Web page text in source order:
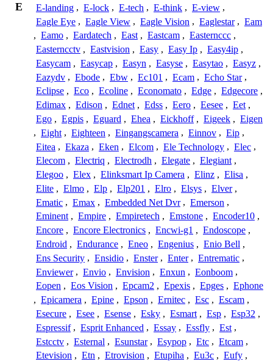
E E-landing , E-lock , E-tech , E-think , E-view ,
Eagle Eye , Eagle View , Eagle Vision , Eaglestar , Eam
, Eamo , Eardatech , East , Eastcam , Easternccc ,
Easterncctv , Eastvision , Easy , Easy Ip , Easy4ip ,
Easycam , Easycap , Easyn , Easyse , Easytao , Easyz ,
Eazydv , Ebode , Ebw , Ec101 , Ecam , Echo Star ,
Eclipse , Eco , Ecoline , Economato , Edge , Edgecore ,
Edimax , Edison , Ednet , Edss , Eero , Eesee , Eet ,
Ego , Egpis , Eguard , Ehea , Eickhoff , Eigeek , Eigen
, Eight , Eighteen , Eingangscamera , Einnov , Eip ,
Eitea , Ekaza , Eken , Elcom , Ele Technology , Elec ,
Elecom , Electriq , Electrodh , Elegate , Elegiant ,
Elegoo , Elex , Elinksmart Ip Camera , Elinz , Elisa ,
Elite , Elmo , Elp , Elp201 , Elro , Elsys , Elver ,
Ematic , Emax , Embedded Net Dvr , Emerson ,
Eminent , Empire , Empiretech , Emstone , Encoder10 ,
Encore , Encore Electronics , Encwi-g1 , Endoscope ,
Endroid , Endurance , Eneo , Engenius , Enio Bell ,
Ens Security , Ensidio , Enster , Enter , Entrematic ,
Enviewer , Envio , Envision , Enxun , Eonboom ,
Eopen , Eos Vision , Epcam2 , Epexis , Epges , Ephone
, Epicamera , Epine , Epson , Ernitec , Esc , Escam ,
Esecure , Esee , Esense , Esky , Esmart , Esp , Esp32 ,
Espressif , Esprit Enhanced , Essay , Essfly , Est ,
Estcctv , Esternal , Esunstar , Esypop , Etc , Etcam ,
Etevision , Etn , Etrovision , Etupiha , Eu3c , Eufy ,